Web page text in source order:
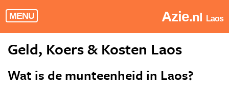
MENU Azie.nl Laos
Geld, Koers & Kosten Laos
Wat is de munteenheid in Laos?